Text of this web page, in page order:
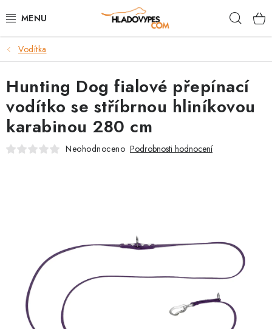
na
POTŘEBY PRO PSY
TAMI PŘEPRAVNÍ BOXY
SPORT SE PSEM
BACK ON TRACK
PRODEJNA
BLOG
Vodítka
Hunting Dog fialové přepínací
vodítko se stříbrnou hliníkovou
karabinou 280 cm
Neohodnoceno Podrobnosti hodnocení